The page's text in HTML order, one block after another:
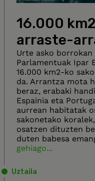
16.000
arraste-
Urte asko
Parlamentuak Ipar
16.000 km2-ko
da. Arrantza mota
beraz, erabaki
Espainia eta
aurrean habitatak
sakonetako
osatzen dituzten
duten babesa
gehiago...
Uztaila